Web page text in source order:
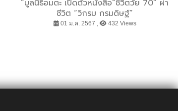
“มูลนิธิอมตะ เปิดตัวหนังสือ“ชีวิตวัย 70” ผ่า
ชีวิต “วิกรม กรมดิษฐ์”
01 ม.ค. 2567 , 432 Views